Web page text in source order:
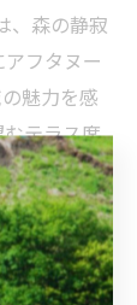
、森の静寂
フタヌー
魅力を感
テラス席
ツを味わう
ラボレー
増えてお